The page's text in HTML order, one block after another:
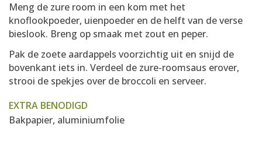
Meng de zure room in een kom met het
knoflookpoeder, uienpoeder en de helft van de verse
bieslook. Breng op smaak met zout en peper.
Pak de zoete aardappels voorzichtig uit en snijd de
bovenkant iets in. Verdeel de zure-roomsaus erover,
strooi de spekjes over de broccoli en serveer.
EXTRA BENODIGD
Bakpapier, aluminiumfolie